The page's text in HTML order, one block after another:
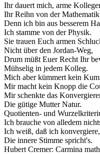
Ihr dauert mich, arme
Ihr Reihn von der
Denn ich bin aus besserem
Ich stamme von der Physik.
Sie trauen Euch armen
Nicht über den Jordan-Weg,
Drum müßt Euer Recht Ihr
Mühselig in jedem Kolleg.
Mich aber kümmert kein
Mir macht kein Knopp die
Mir schenkte das
Die gütige Mutter Natur.
Quotienten- und
Ich brauche von alledem
Ich weiß, daß ich konvergiere,
Die innere Stimme spricht's.
Hubert Cremer: Carmina